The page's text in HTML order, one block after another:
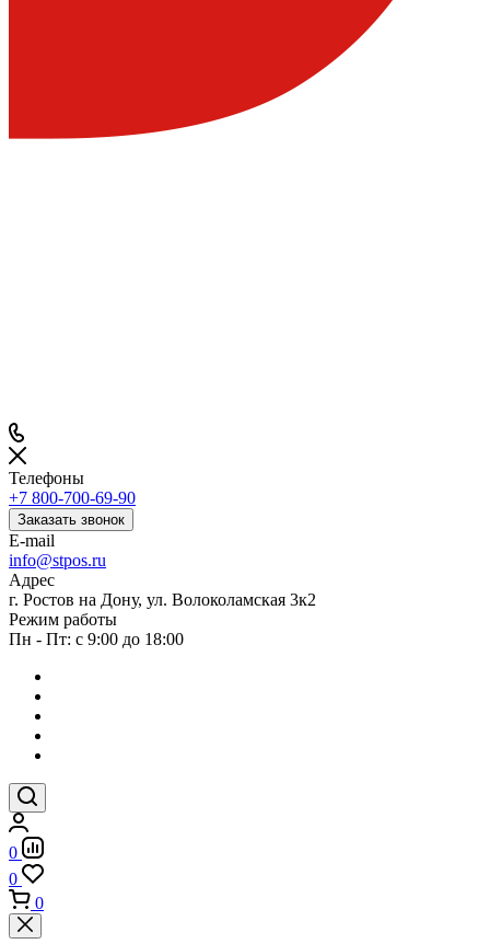
Телефоны
+7 800-700-69-90
Заказать звонок
E-mail
info@stpos.ru
Адрес
г. Ростов на Дону, ул. Волоколамская 3к2
Режим работы
Пн - Пт: с 9:00 до 18:00
0
0
0